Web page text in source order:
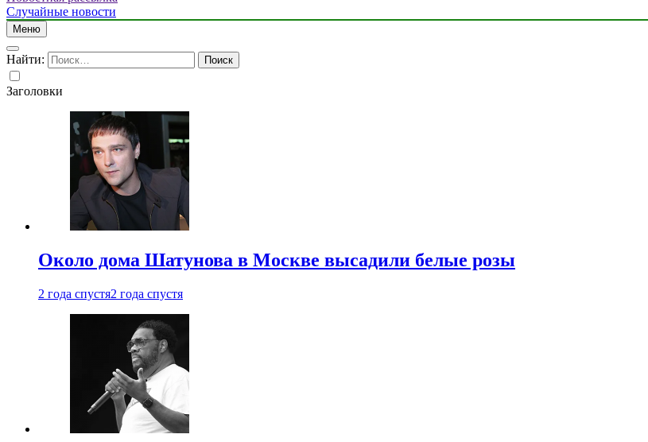
Случайные новости
Меню
Найти:
Заголовки
Около дома Шатунова в Москве высадили белые розы
2 года спустя2 года спустя